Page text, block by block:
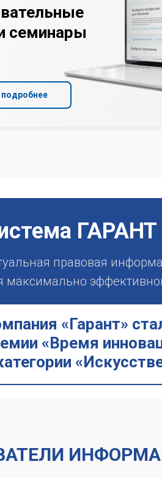
семинары
«Гарант»
«Время
ГАРАНТ
правовая
максимально